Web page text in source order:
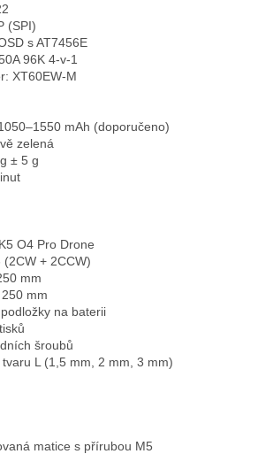
(SPI)
s AT7456E
96K 4-v-1
XT60EW-M
mAh (doporučeno)
zelená
± 5 g
O4 Pro Drone
+ 2CCW)
mm
mm
na baterii
šroubů
L (1,5 mm, 2 mm, 3 mm)
matice s přírubou M5